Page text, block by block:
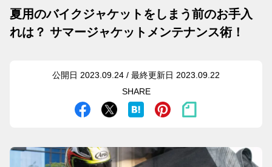
夏用のバイクジャケットをしまう前のお手入
れは？ サマージャケットメンテナンス術！
公開日 2023.09.24 / 最終更新日 2023.09.22
SHARE